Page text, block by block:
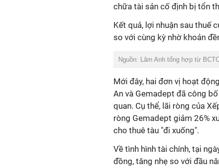
chữa tài sản cố định bị tổn
Kết quả, lợi nhuận sau thuế
so với cùng kỳ nhờ khoản
Nguồn: Lâm Anh tổng hợp từ
Mới đây, hai đơn vị hoạt
An và Gemadept đã công
quan. Cụ thể, lãi ròng của
ròng Gemadept giảm 26%
cho thuê tàu "đi xuống".
Về tình hình tài chính, tại
đồng, tăng nhẹ so với đầu